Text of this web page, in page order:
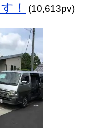
！ (10,613pv)